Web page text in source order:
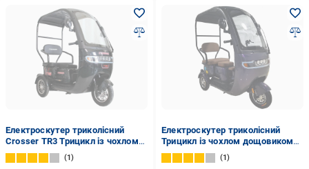
Електроскутер триколісний
Crosser TR3 Трицикл із чохлом
дощовиком800W/72V/20Ah
Чорний
1
Електроскутер триколісний
Трицикл із чохлом дощовиком
Crosser TR3 800W/72V/20Ah
Фіолетовий
1